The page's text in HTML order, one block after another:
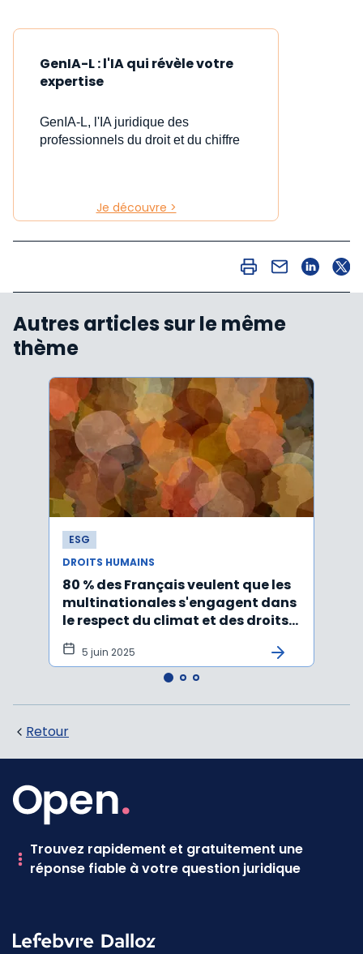
GenIA-L : l'IA qui révèle votre
expertise
GenIA-L, l'IA juridique des
professionnels du droit et du chiffre
Je découvre >
Autres articles sur le même
thème
ESG
DROITS HUMAINS
80 % des Français veulent que les
multinationales s'engagent dans
le respect du climat et des droits
humains
5 juin 2025
Retour
Trouvez rapidement et gratuitement une
réponse fiable à votre question juridique